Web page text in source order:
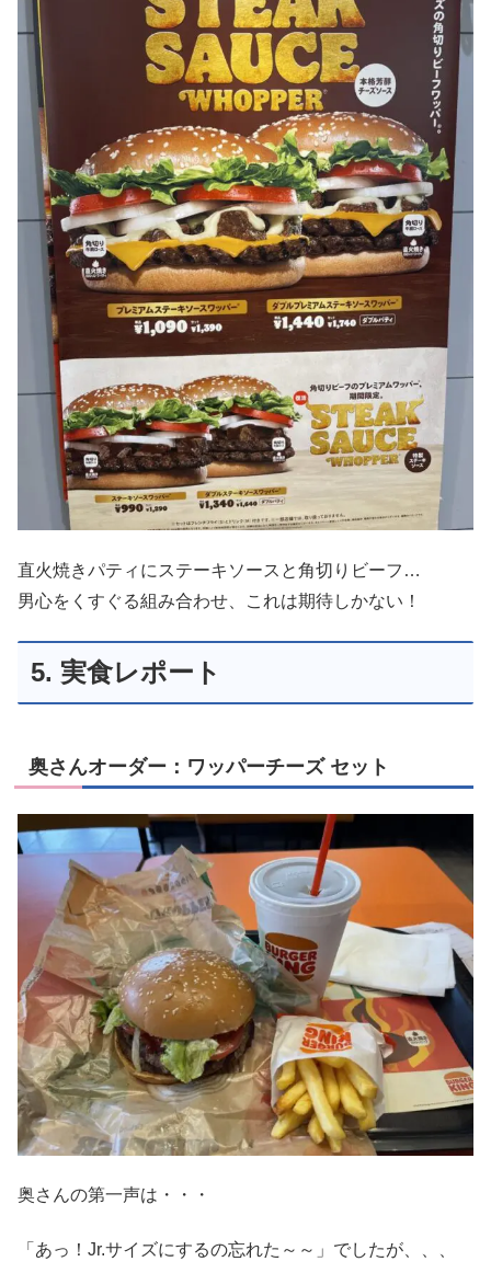
直火焼きパティにステーキソースと角切りビーフ…
男心をくすぐる組み合わせ、これは期待しかない！
5. 実食レポート
奥さんオーダー：ワッパーチーズ セット
奥さんの第一声は・・・
「あっ！Jr.サイズにするの忘れた～～」でしたが、、、